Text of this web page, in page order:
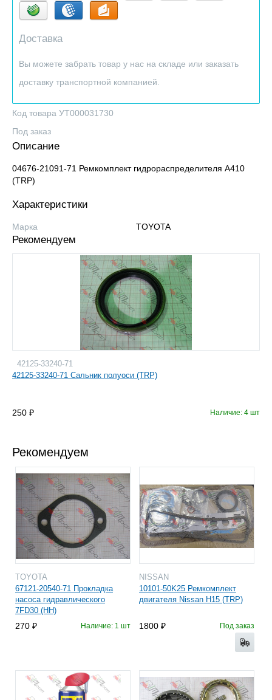
Доставка
Вы можете забрать товар у нас на складе или заказать
доставку транспортной компанией.
Код товара УТ000031730
Под заказ
Описание
04676-21091-71 Ремкомплект гидрораспределителя А410
(TRP)
Характеристики
Марка TOYOTA
Рекомендуем
42125-33240-71
42125-33240-71 Сальник полуоси (TRP)
250 Наличие: 4 шт
Рекомендуем
TOYOTA
67121-20540-71 Прокладка
насоса гидравлического
7FD30 (HH)
270 Наличие: 1 шт
NISSAN
10101-50K25 Ремкомплект
двигателя Nissan H15 (TRP)
1800 Под заказ